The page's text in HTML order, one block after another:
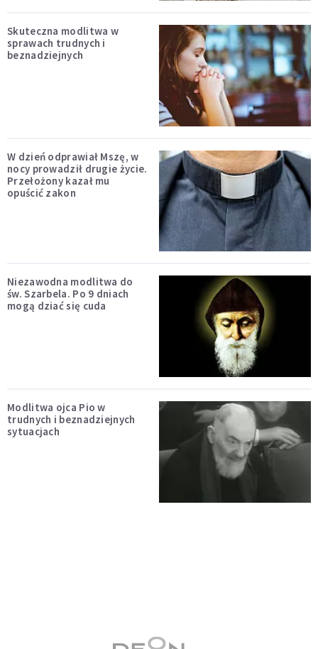
Skuteczna modlitwa w
sprawach trudnych i
beznadziejnych
W dzień odprawiał Mszę, w
nocy prowadził drugie życie.
Przełożony kazał mu
opuścić zakon
Niezawodna modlitwa do
św. Szarbela. Po 9 dniach
mogą dziać się cuda
Modlitwa ojca Pio w
trudnych i beznadziejnych
sytuacjach